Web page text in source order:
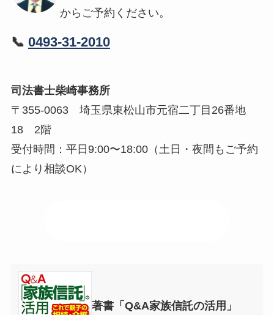
からご予約ください。
📞 0493-31-2010
司法書士柴崎事務所
〒355-0063 埼玉県東松山市元宿二丁目26番地
18 2階
受付時間：平日9:00〜18:00（土日・夜間もご予約
により相談OK）
著書「Q&A家族信託の活用」